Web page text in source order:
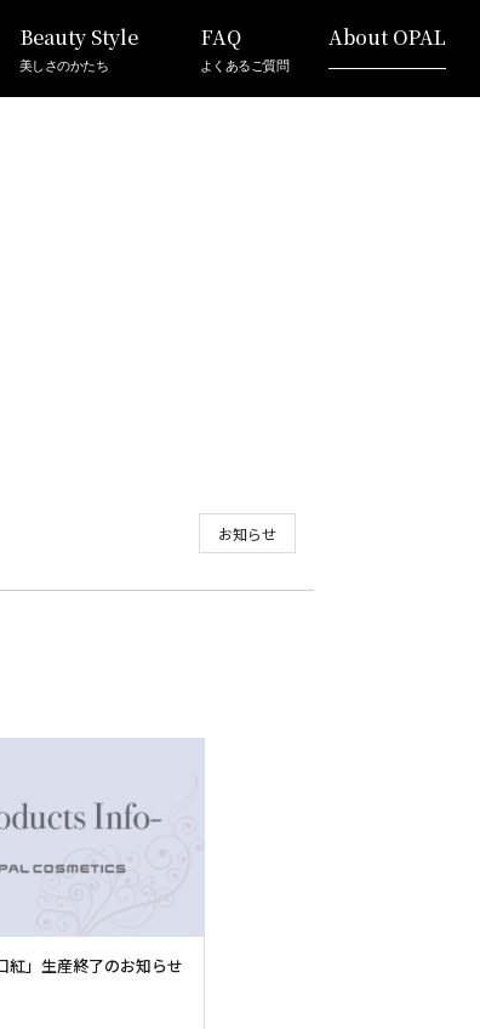
Beauty Style
美しさのかたち
FAQ
よくあるご質問
About OPAL
お知らせ
紅」生産終了のお知らせ